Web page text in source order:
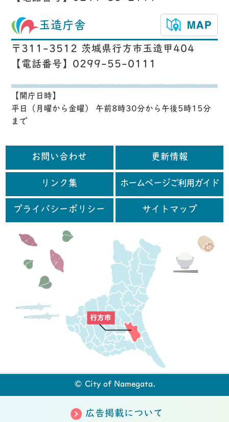
玉造庁舎
〒311-3512 茨城県行方市玉造甲404
【電話番号】0299-55-0111
【開庁日時】
平日（月曜から金曜） 午前8時30分から午後5時15分
まで
お問い合わせ 更新情報
リンク集 ホームページご利用ガイド
プライバシーポリシー サイトマップ
© City of Namegata.
広告掲載について